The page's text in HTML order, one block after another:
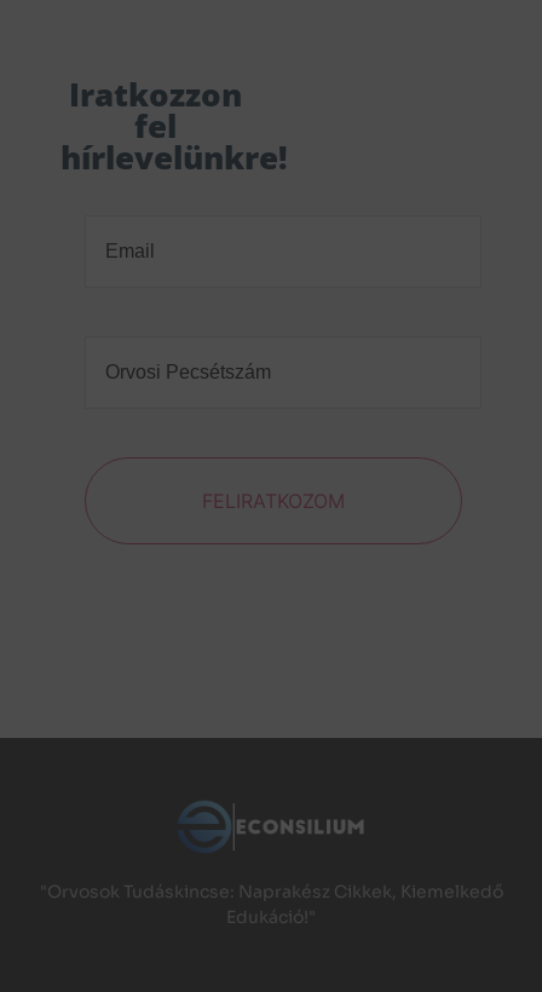
Iratkozzon
fel
hírlevelünkre!
Pecsétszám(Required)
FELIRATKOZOM
"Orvosok Tudáskincse: Naprakész Cikkek, Kiemelkedő
Edukáció!"